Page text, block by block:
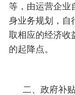
等，由运营企业
身业务规划，自
取相应的经济收
的起降点。
二、政府补